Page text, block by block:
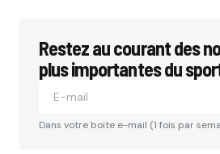
Restez au courant des
plus importantes du
Dans votre boite e-mail (1 fois par